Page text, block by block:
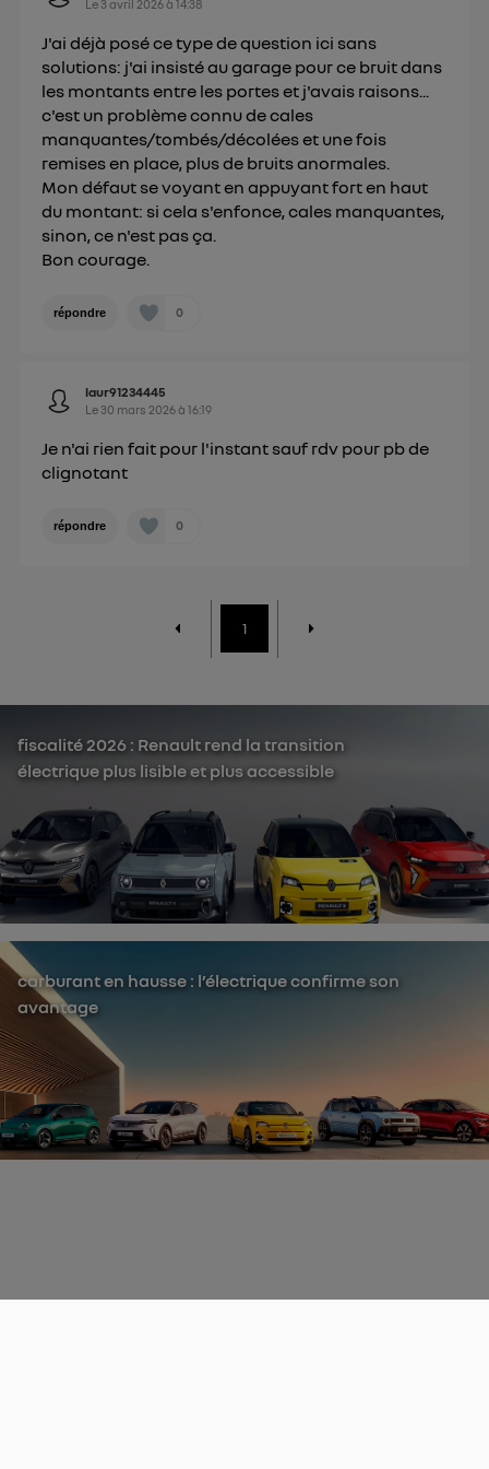
Le 3 avril 2026à14:38
J'ai déjà posé ce type de question ici sans
solutions: j'ai insisté au garage pour ce bruit dans
les montants entre les portes et j'avais raisons...
c'est un problème connu de cales
manquantes/tombés/décolées et une fois
remises en place, plus de bruits anormales.
Mon défaut se voyant en appuyant fort en haut
du montant: si cela s'enfonce, cales manquantes,
sinon, ce n'est pas ça.
Bon courage.
répondre 0
laur91234445
Le 30 mars 2026à16:19
Je n'ai rien fait pour l'instant sauf rdv pour pb de
clignotant
répondre 0
1
fiscalité 2026 : Renault rend la transition
électrique plus lisible et plus accessible
carburant en hausse : l’électrique confirme son
avantage